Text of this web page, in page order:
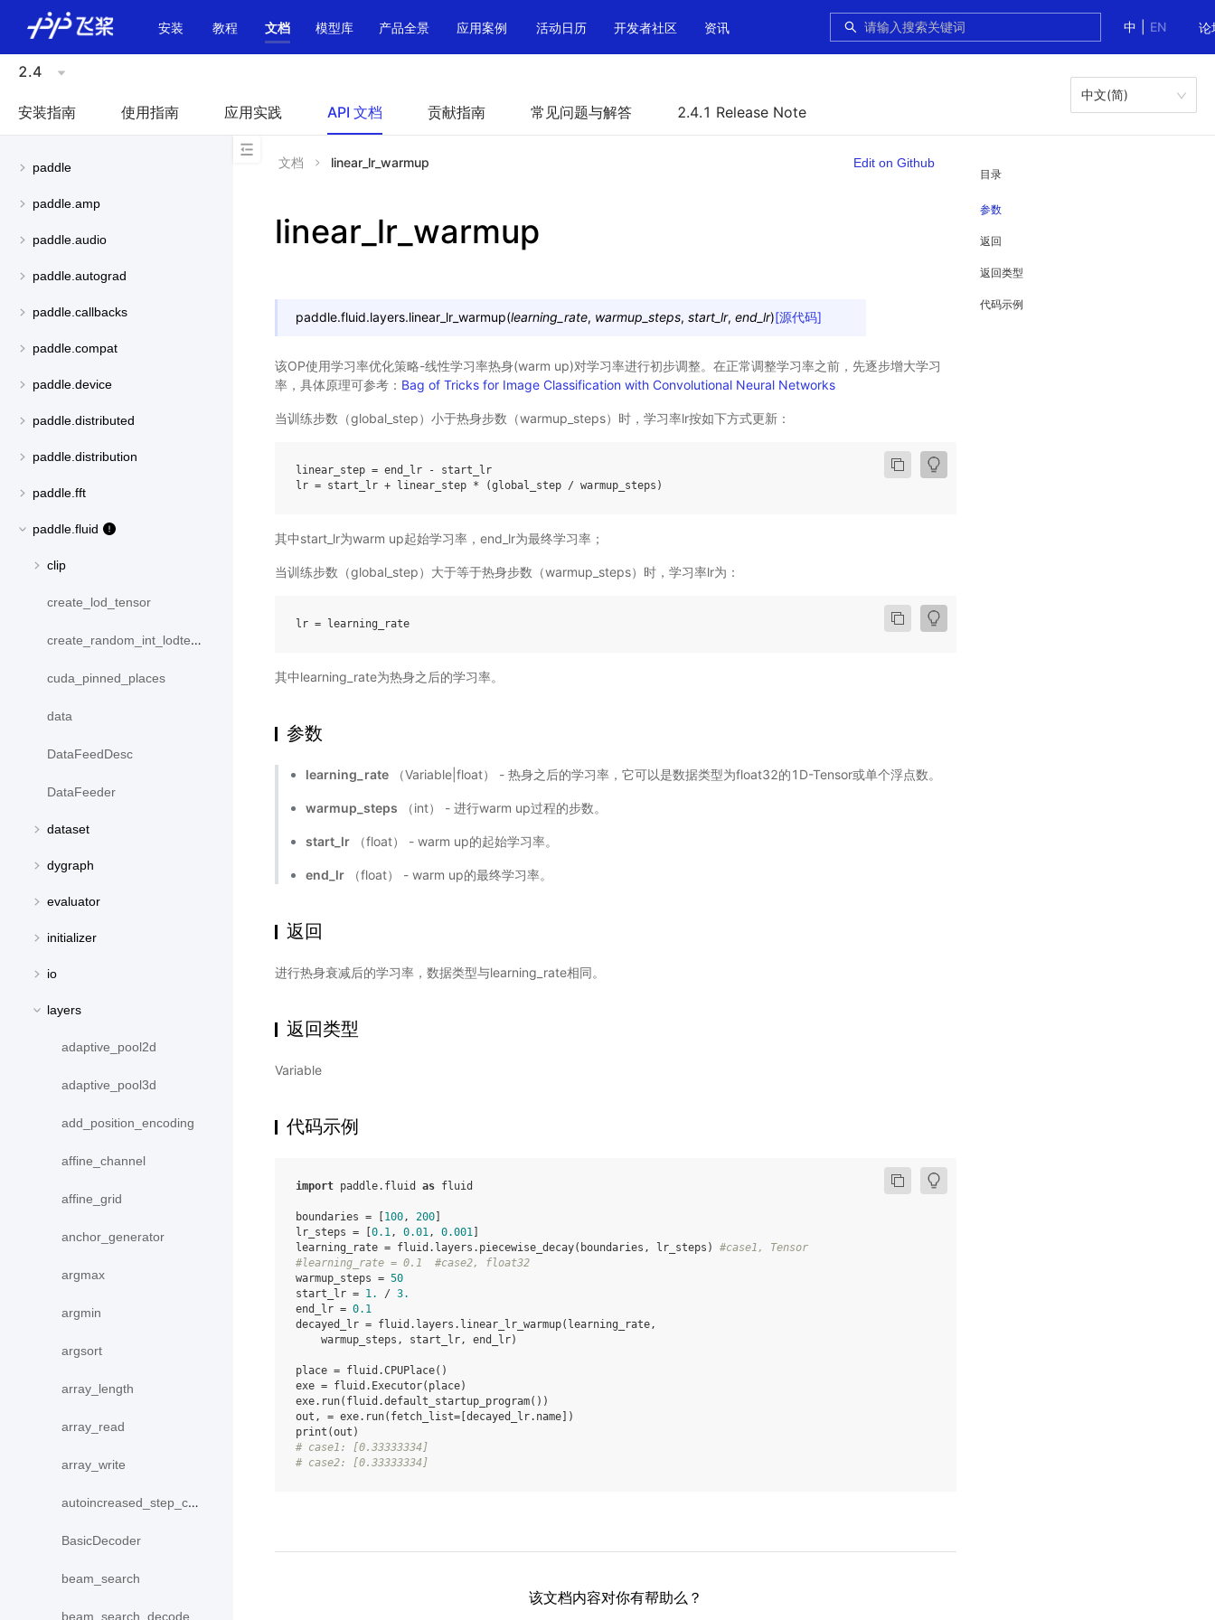
中
EN 论
安装 教程 文档 模型库 产品全景 应用案例 活动日历 开发者社区 资讯
2.4
安装指南 使用指南 应用实践 API 文档 贡献指南 常见问题与解答 2.4.1 Release Note
中文(简)
paddle
paddle.amp
paddle.audio
paddle.autograd
paddle.callbacks
paddle.compat
paddle.device
paddle.distributed
paddle.distribution
paddle.fft
paddle.fluid
clip
create_lod_tensor
create_random_int_lodtensor
cuda_pinned_places
data
DataFeedDesc
DataFeeder
dataset
dygraph
evaluator
initializer
io
layers
adaptive_pool2d
adaptive_pool3d
add_position_encoding
affine_channel
affine_grid
anchor_generator
argmax
argmin
argsort
array_length
array_read
array_write
autoincreased_step_counter
BasicDecoder
beam_search
beam_search_decode
目录
参数
返回
返回类型
代码示例
文档 linear_lr_warmup Edit on Github
linear_lr_warmup
paddle.fluid.layers.linear_lr_warmup(learning_rate, warmup_steps, start_lr, end_lr)[源代码]
该OP使用学习率优化策略-线性学习率热身(warm up)对学习率进行初步调整。在正常调整学习率之前，先逐步增大学习
率，具体原理可参考： Bag of Tricks for Image Classification with Convolutional Neural Networks
当训练步数（global_step）小于热身步数（warmup_steps）时，学习率lr按如下方式更新：
linear_step = end_lr - start_lr
其中start_lr为warm up起始学习率，end_lr为最终学习率；
当训练步数（global_step）大于等于热身步数（warmup_steps）时，学习率lr为：
其中learning_rate为热身之后的学习率。
参数
learning_rate （Variable|float） - 热身之后的学习率，它可以是数据类型为float32的1D-Tensor或单个浮点数。
warmup_steps （int） - 进行warm up过程的步数。
start_lr （float） - warm up的起始学习率。
end_lr （float） - warm up的最终学习率。
返回
进行热身衰减后的学习率，数据类型与learning_rate相同。
返回类型
Variable
代码示例
import paddle.fluid as fluid
boundaries = 100, 200
lr_steps = 0.1, 0.01, 0.001
learning_rate = fluid . layers . piecewise_decay( boundaries , lr_steps )
#case1, Tensor
#learning_rate = 0.1  #case2, float32
warmup_steps = 50
start_lr = 1. / 3.
end_lr = 0.1
decayed_lr = fluid . layers . linear_lr_warmup( learning_rate,
warmup_steps , start_lr, end_lr)
place = fluid .CPUPlace()
exe = fluid . Executor( place)
exe. run( fluid .default_startup_program())
out , = exe. run( fetch_list= decayed_lr. name ])
print (out )
# case1: [0.33333334]
# case2: [0.33333334]
该文档内容对你有帮助么？